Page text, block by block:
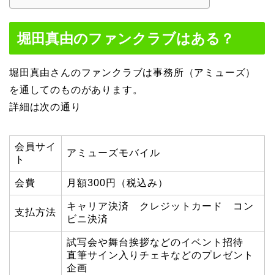
堀田真由のファンクラブはある？
堀田真由さんのファンクラブは事務所（アミューズ）
を通してのものがあります。
詳細は次の通り
会員サイ
ト
アミューズモバイル
会費 月額300円（税込み）
支払方法
キャリア決済 クレジットカード コン
ビニ決済
試写会や舞台挨拶などのイベント招待
直筆サイン入りチェキなどのプレゼント
企画